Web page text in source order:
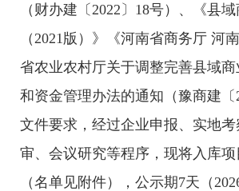
（财办建〔2022〕18号）、《县
（2021版）》《河南省商务厅 河
省农业农村厅关于调整完善县域
和资金管理办法的通知（豫商建〔
文件要求，经过企业申报、实地
审、会议研究等程序，现将入库
（名单见附件），公示期7天（